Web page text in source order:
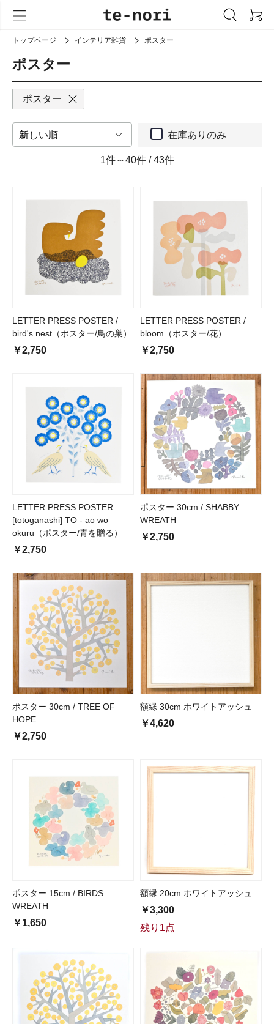
トップページ インテリア雑貨 ポスター
ポスター
ポスター
在庫ありのみ
1件～40件 / 43件
LETTER PRESS POSTER /
bird's nest（ポスター/鳥の巣）
￥2,750
LETTER PRESS POSTER /
bloom（ポスター/花）
￥2,750
LETTER PRESS POSTER
[totoganashi] TO - ao wo
okuru（ポスター/青を贈る）
￥2,750
ポスター 30cm / SHABBY
WREATH
￥2,750
ポスター 30cm / TREE OF
HOPE
￥2,750
額縁 30cm ホワイトアッシュ
￥4,620
ポスター 15cm / BIRDS
WREATH
￥1,650
額縁 20cm ホワイトアッシュ
￥3,300
残り1点